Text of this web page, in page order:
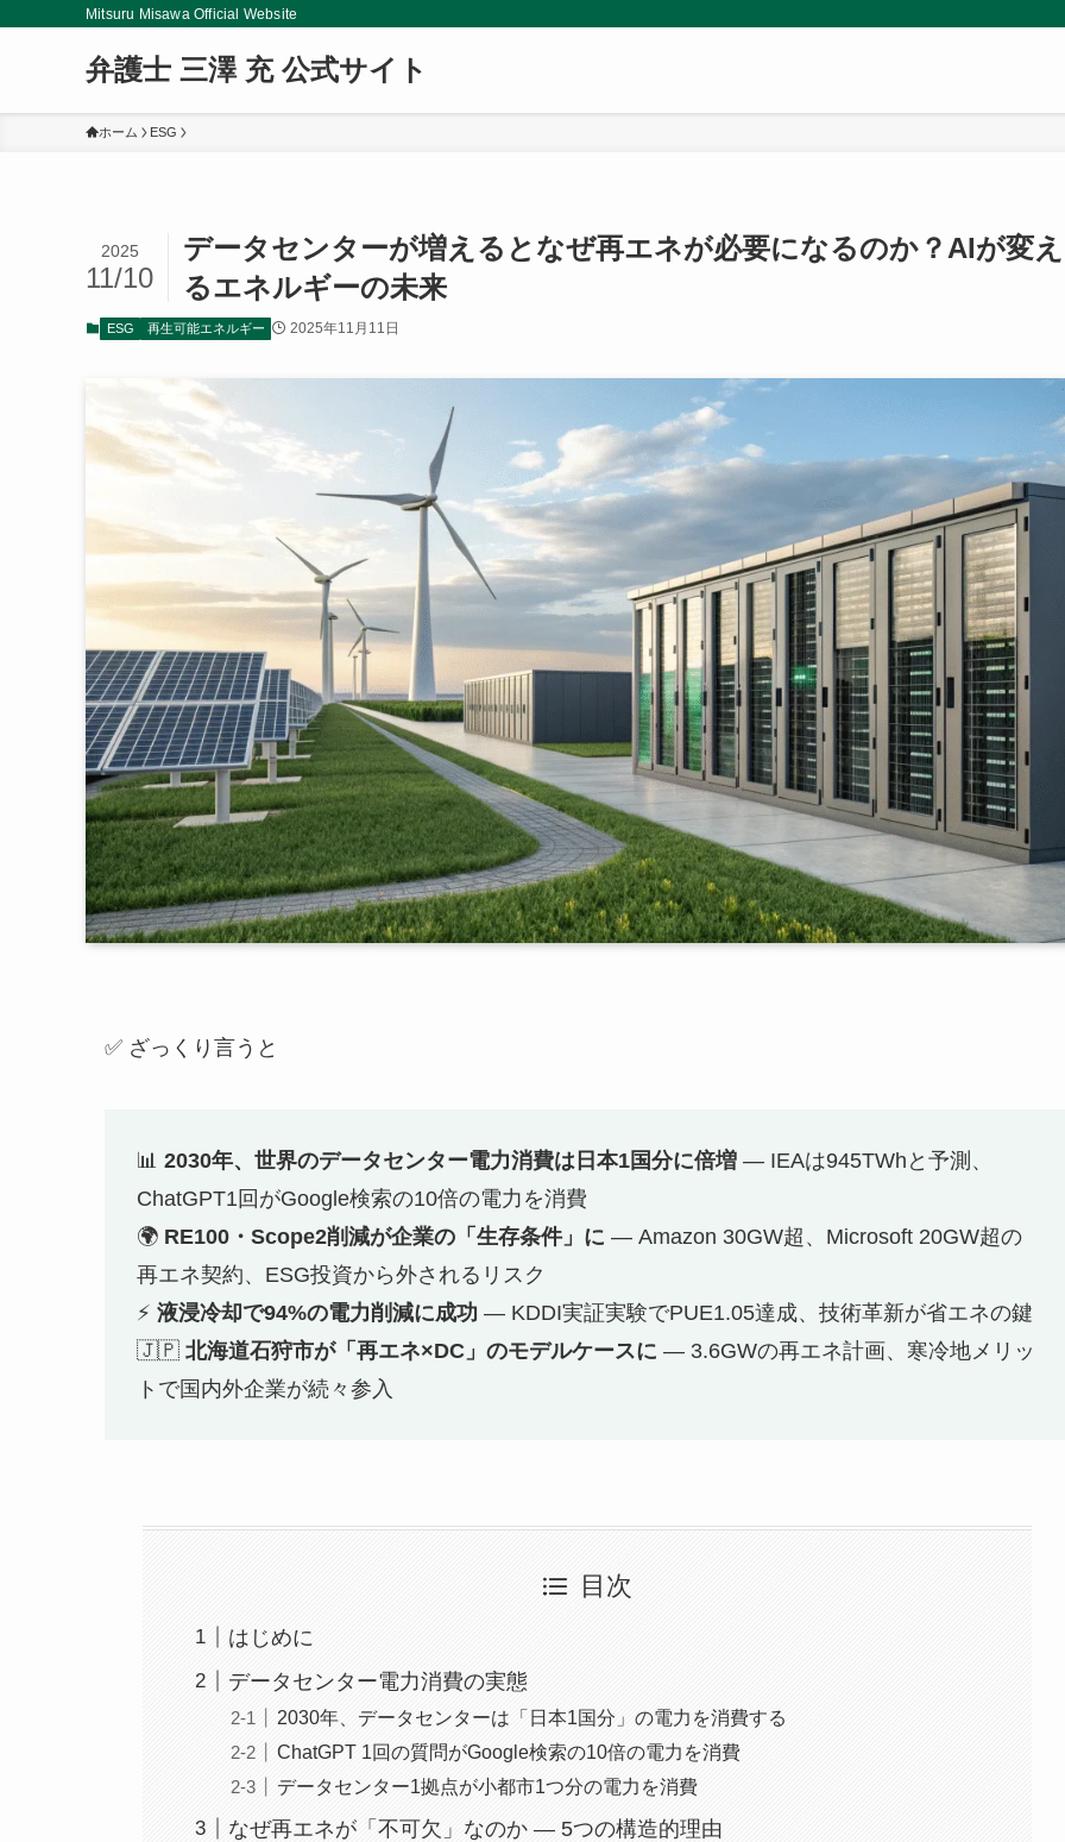
Mitsuru Misawa Official Website
弁護士 三澤 充 公式サイト
ホーム ESG
データセンターが増えるとなぜ再エネが必要になるのか？AIが変え
るエネルギーの未来
2025
11/10
ESG 再生可能エネルギー 2025年11月11日
✅ ざっくり言うと
📊 2030年、世界のデータセンター電力消費は日本1国分に倍増 — IEAは945TWhと予測、
ChatGPT1回がGoogle検索の10倍の電力を消費
🌍 RE100・Scope2削減が企業の「生存条件」に — Amazon 30GW超、Microsoft 20GW超の
再エネ契約、ESG投資から外されるリスク
⚡ 液浸冷却で94%の電力削減に成功 — KDDI実証実験でPUE1.05達成、技術革新が省エネの鍵
🇯🇵 北海道石狩市が「再エネ×DC」のモデルケースに — 3.6GWの再エネ計画、寒冷地メリッ
トで国内外企業が続々参入
目次
はじめに
データセンター電力消費の実態
2030年、データセンターは「日本1国分」の電力を消費する
ChatGPT 1回の質問がGoogle検索の10倍の電力を消費
データセンター1拠点が小都市1つ分の電力を消費
なぜ再エネが「不可欠」なのか — 5つの構造的理由